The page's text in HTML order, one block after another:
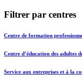
Filtrer par centres
Centre de formation
Centre d’éducation des adultes
Service aux entreprises et à la